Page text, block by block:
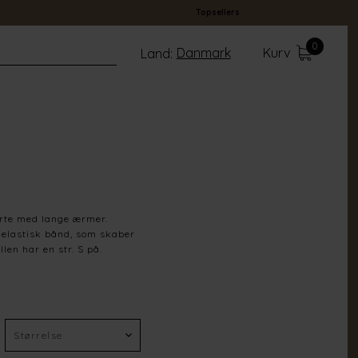
Topsellers
Kurv 0
Danmark
Land:
med lange ærmer.
bånd, som skaber
har en str. S på.
Off White
100% Polyester